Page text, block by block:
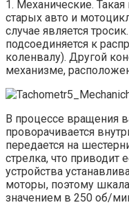
1. Механические.
старых авто и
случае является
подсоединяется к
коленвалу). Другой
механизме,
В процессе вращения
проворачивается
передается на
стрелка, что приводит
устройства
моторы, поэтому
значением в 250 об/